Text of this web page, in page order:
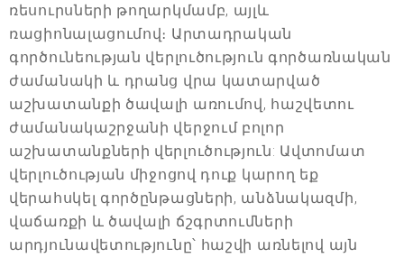
ռեսուրսների թողարկմամբ, այլև
ռացիոնալացումով։ Արտադրական
գործունեության վերլուծություն գործառնական
ժամանակի և դրանց վրա կատարված
աշխատանքի ծավալի առումով, հաշվետու
ժամանակաշրջանի վերջում բոլոր
աշխատանքների վերլուծություն: Ավտոմատ
վերլուծության միջոցով դուք կարող եք
վերահսկել գործընթացների, անձնակազմի,
վաճառքի և ծավալի ճշգրտումների
արդյունավետությունը՝ հաշվի առնելով այն